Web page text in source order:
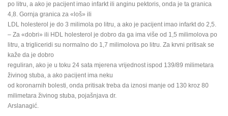
po litru, a ako je pacijent imao infarkt ili anginu pektoris, onda je ta granica
4,8. Gornja granica za «loš» ili
LDL holesterol je do 3 milimola po litru, a ako je pacijent imao infarkt do 2,5.
– Za «dobri» ili HDL holesterol je dobro da ga ima više od 1,5 milimolova po
litru, a trigliceridi su normalno do 1,7 milimolova po litru. Za krvni pritisak se
kaže da je dobro
reguliran, ako je u toku 24 sata mjerena vrijednost ispod 139/89 milimetara
živinog stuba, a ako pacijent ima neku
od koronarnih bolesti, onda pritisak treba da iznosi manje od 130 kroz 80
milimetara živinog stuba, pojašnjava dr.
Arslanagić.